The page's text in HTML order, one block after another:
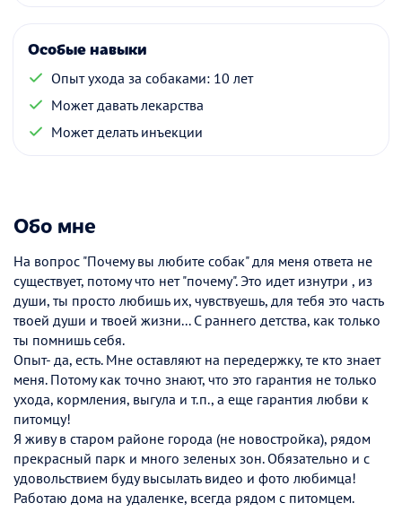
Особые навыки
Опыт ухода за собаками: 10 лет
Может давать лекарства
Может делать инъекции
Обо мне
На вопрос "Почему вы любите собак" для меня ответа не
существует, потому что нет "почему". Это идет изнутри , из
души, ты просто любишь их, чувствуешь, для тебя это часть
твоей души и твоей жизни... С раннего детства, как только
ты помнишь себя.
Опыт- да, есть. Мне оставляют на передержку, те кто знает
меня. Потому как точно знают, что это гарантия не только
ухода, кормления, выгула и т.п., а еще гарантия любви к
питомцу!
Я живу в старом районе города (не новостройка), рядом
прекрасный парк и много зеленых зон. Обязательно и с
удовольствием буду высылать видео и фото любимца!
Работаю дома на удаленке, всегда рядом с питомцем.